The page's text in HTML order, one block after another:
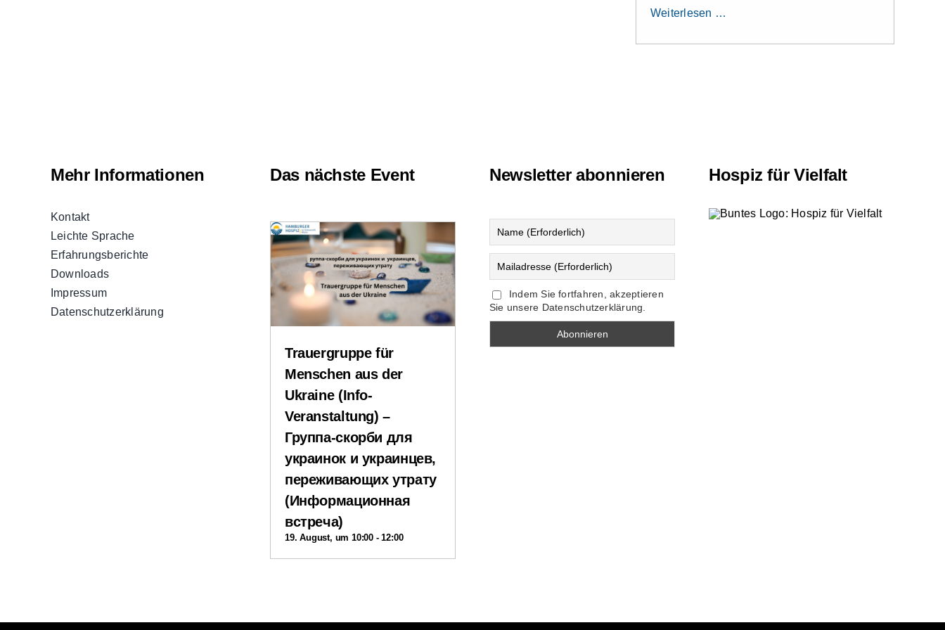
Weiterlesen …
Mehr Informationen
Kontakt
Leichte Sprache
Erfahrungsberichte
Downloads
Impressum
Datenschutzerklärung
Das nächste Event
Trauergruppe für
Menschen aus der
Ukraine (Info-
Veranstaltung) –
Группа-скорби для
украинок и украинцев,
переживающих утрату
(Информационная
встреча)
19. August, um 10:00 -12:00
Newsletter abonnieren
Indem Sie fortfahren, akzeptieren
Sie unsere Datenschutzerklärung.
Hospiz für Vielfalt